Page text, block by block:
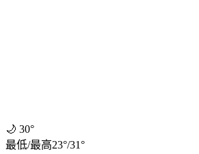
🌙 30°
最低/最高23°/31°